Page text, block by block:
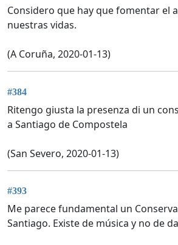
Considero que hay que fomentar el
nuestras vidas.
(A Coruña, 2020-01-13)
#384
Ritengo giusta la presenza di un
a Santiago de Compostela
(San Severo, 2020-01-13)
#393
Me parece fundamental un
Santiago. Existe de música y no de